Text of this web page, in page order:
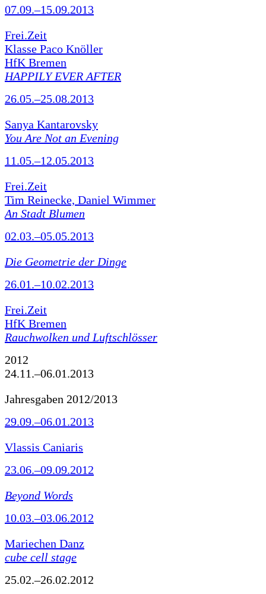
07.09.–15.09.2013
Frei.Zeit
Klasse Paco Knöller
HfK Bremen
HAPPILY EVER AFTER
26.05.–25.08.2013
Sanya Kantarovsky
You Are Not an Evening
11.05.–12.05.2013
Frei.Zeit
Tim Reinecke, Daniel Wimmer
An Stadt Blumen
02.03.–05.05.2013
Die Geometrie der Dinge
26.01.–10.02.2013
Frei.Zeit
HfK Bremen
Rauchwolken und Luftschlösser
2012
24.11.–06.01.2013
Jahresgaben 2012/2013
29.09.–06.01.2013
Vlassis Caniaris
23.06.–09.09.2012
Beyond Words
10.03.–03.06.2012
Mariechen Danz
cube cell stage
25.02.–26.02.2012